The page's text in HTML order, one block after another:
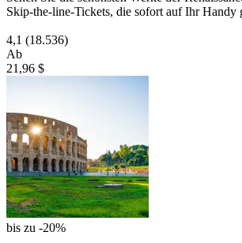
Skip-the-line-Tickets, die sofort auf Ihr Handy
4,1 (18.536)
Ab
21,96 $
bis zu -20%